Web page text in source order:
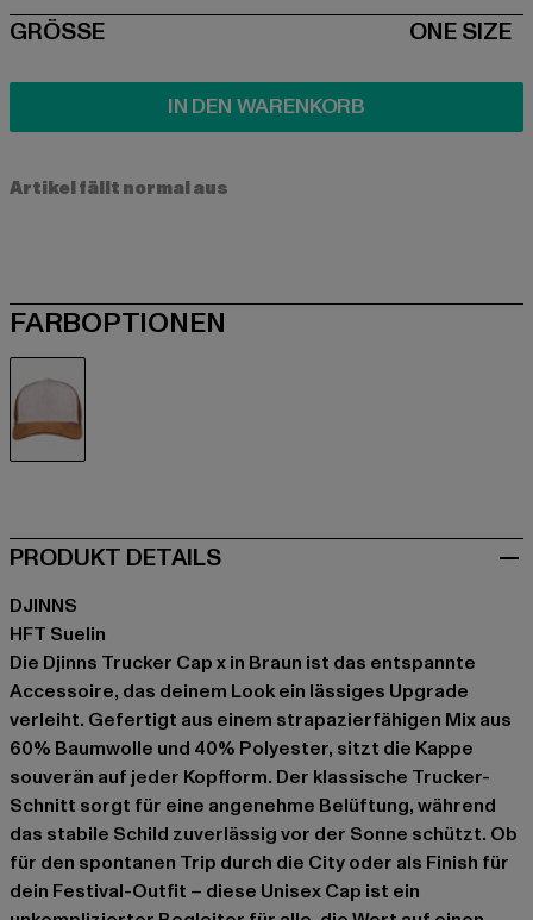
SIZE
GRÖSSE ONE SIZE
IN DEN WARENKORB
Artikel fällt normal aus
FARBOPTIONEN
PRODUKT DETAILS
DJINNS
HFT Suelin
Die Djinns Trucker Cap x in Braun ist das entspannte
Accessoire, das deinem Look ein lässiges Upgrade
verleiht. Gefertigt aus einem strapazierfähigen Mix aus
60% Baumwolle und 40% Polyester, sitzt die Kappe
souverän auf jeder Kopfform. Der klassische Trucker-
Schnitt sorgt für eine angenehme Belüftung, während
das stabile Schild zuverlässig vor der Sonne schützt. Ob
für den spontanen Trip durch die City oder als Finish für
dein Festival-Outfit – diese Unisex Cap ist ein